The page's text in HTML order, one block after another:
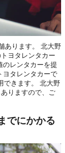
あります。 北大野
ヨタレンタカー
のレンタカーを提
ヨタレンタカーで
できます。 北大野
りますので、ご
でにかかる